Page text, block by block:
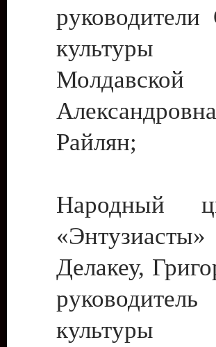
культуры
Молдавской
Райлян;
Народный
Делакеу,
культуры